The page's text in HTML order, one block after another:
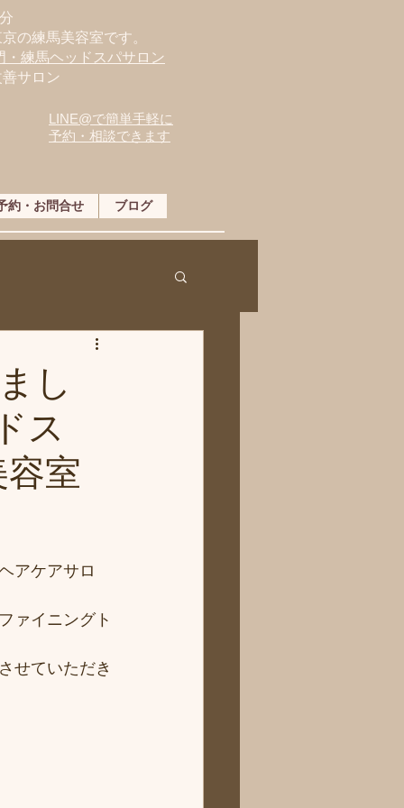
の練馬美容室です。
練馬ヘッドスパサロン
サロン
LINE@で簡単手軽に
予約・相談できます
約・お問合せ ブログ
し
ス
室
アケアサロ
ァイニングト
せていただき